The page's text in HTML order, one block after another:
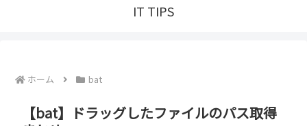
IT TIPS
ホーム bat
【bat】ドラッグしたファイルのパス取得